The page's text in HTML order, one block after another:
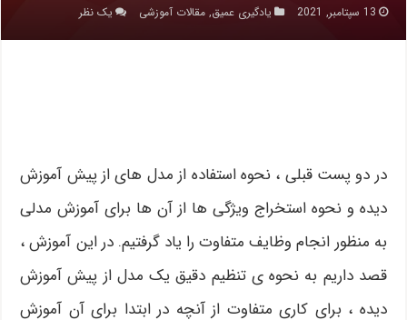
13 سپتامبر, 2021 یادگیری عمیق,مقالات آموزشی یک نظر
در دو پست قبلی ، نحوه استفاده از مدل های از پیش آموزش
دیده و نحوه استخراج ویژگی ها از آن ها برای آموزش مدلی
به منظور انجام وظایف متفاوت را یاد گرفتیم. در این آموزش ،
قصد داریم به نحوه ی تنظیم دقیق یک مدل از پیش آموزش
دیده ، برای کاری متفاوت از آنچه در ابتدا برای آن آموزش